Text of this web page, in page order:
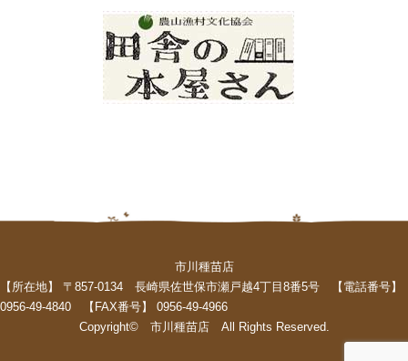
市川種苗店
【所在地】 〒857-0134 長崎県佐世保市瀬戸越4丁目8番5号 【電話番号】
0956-49-4840 【FAX番号】 0956-49-4966
Copyright© 市川種苗店 All Rights Reserved.